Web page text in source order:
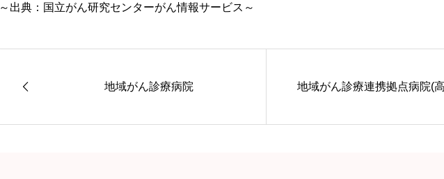
～出典：国立がん研究センターがん情報サービス～
地域がん診療病院 地域がん診療連携拠点病院(